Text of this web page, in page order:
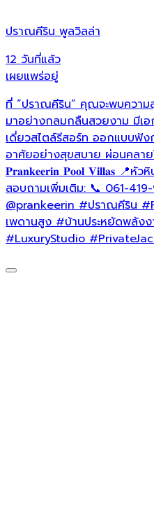
ปราณคีริน พูลวิลล่า
12 วันที่แล้ว
เผยแพร่อยู่
ที่ “ปราณคีริน” คุณจะพบความ
มาอย่างกลมกลืนสวยงาม มีเ
เดี่ยวสไตล์รีสอร์ท ออกแบบฟัง
อาศัยอย่างสุขสบาย ผ่อนคลาย
𝐏𝐫𝐚𝐧𝐤𝐞𝐞𝐫𝐢𝐧 𝐏𝐨𝐨𝐥 𝐕𝐢𝐥𝐥𝐚𝐬 📍หัว
สอบถามเพิ่มเติม: 📞 061-
@prankeerin #ปราณคีริน
เพดานสูง #บ้านประหยัดพลังง
#LuxuryStudio